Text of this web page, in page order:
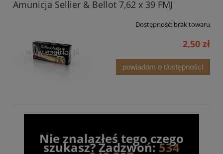
Amunicja Sellier & Bellot 7,62 x 39 FMJ
Dostępność: brak towaru
2,50 zł
powiadom o dostępności
Nie znalazłeś tego czego
szukasz? Zadzwoń:534